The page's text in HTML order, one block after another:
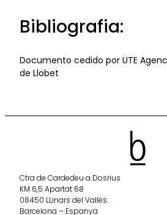
Bibliografia:
Documento cedido por UTE
de Llobet
Ctra de Cardedeu a Dosrius
KM 6,5 Apartat 68
08450 LLinars del Vallès.
Barcelona – Espanya